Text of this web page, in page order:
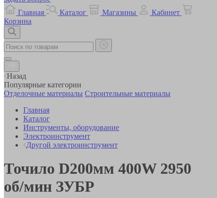
Главная
Каталог Магазины
Кабинет
Корзина
Назад
Популярные категории
Отделочные материалы Строительные материалы
Главная
Каталог
Инструменты, оборудование
Электроинструмент
Другой электроинструмент
Точило D200мм 400W 2950
об/мин ЗУБР